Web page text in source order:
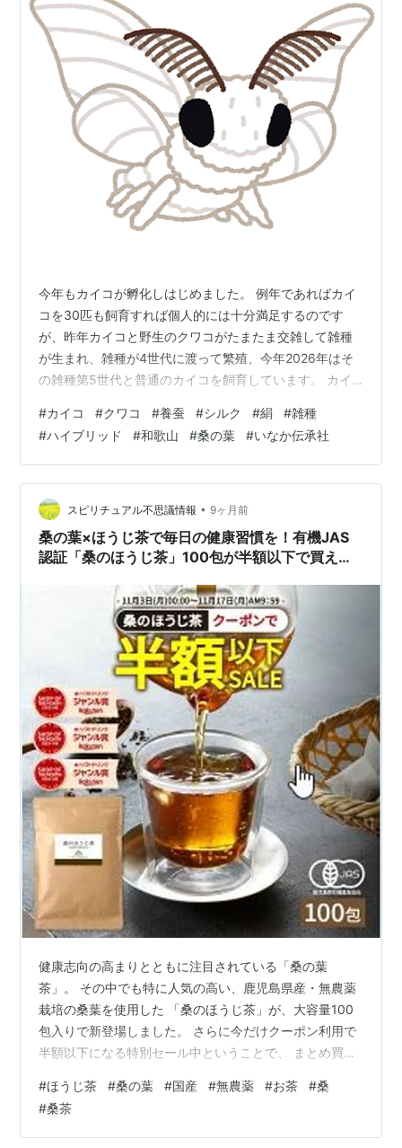
今年もカイコが孵化しはじめました。 例年であればカイ
コを30匹も飼育すれば個人的には十分満足するのです
が、昨年カイコと野生のクワコがたまたま交雑して雑種
が生まれ、雑種が4世代に渡って繁殖、今年2026年はそ
の雑種第5世代と普通のカイコを飼育しています。 カイ
に成長してみないとどんな模様や色が出てくるのか分か
らないため、今年はたくさん見守ることになりそう💦 楽
しみな反面、エサに使う野生の桑の葉探しが大変かも。
どんな子になるのかな～ どこか近隣の学校で教育素材と
してのカイコを使ってもらえないかなぁ。是非実物を見
て、触って、絹（シルク）のこと、日本…
#カイコ #クワコ #養蚕 #シルク #絹 #雑種
#ハイブリッド #和歌山 #桑の葉 #いなか伝承社
スピリチュアル不思議情報 • 9ヶ月前
桑の葉×ほうじ茶で毎日の健康習慣を！有機JAS
認証「桑のほうじ茶」100包が半額以下で買える
健康志向の高まりとともに注目されている「桑の葉
茶」。 その中でも特に人気の高い、鹿児島県産・無農薬
栽培の桑葉を使用した 「桑のほうじ茶」が、大容量100
包入りで新登場しました。 さらに今だけクーポン利用で
半額以下になる特別セール中ということで、 まとめ買い
農薬を使用せずに栽培された国産の桑葉のみを使用し、
有機JAS認証も取得している安心品質。 香ばしいほうじ
茶仕上げのため、桑茶初心者でも飲みやすく、 口コミで
#ほうじ茶 #桑の葉 #国産 #無農薬 #お茶 #桑
#桑茶